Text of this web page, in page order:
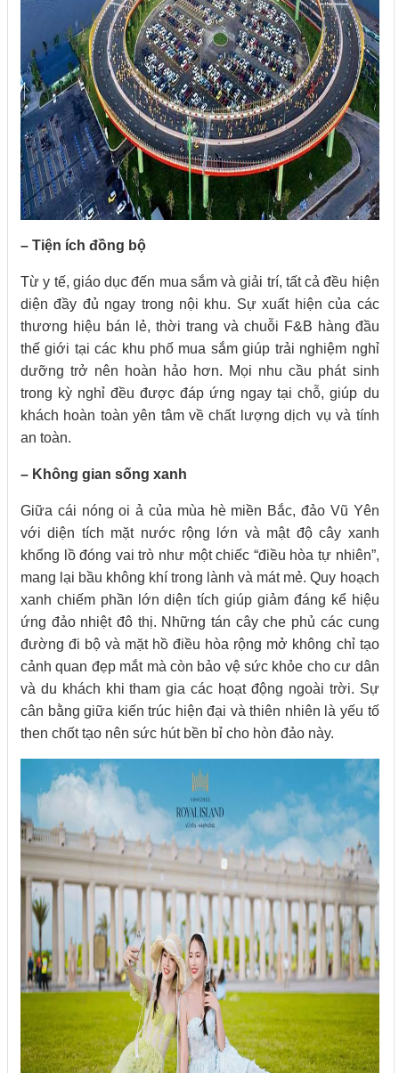
– Tiện ích đồng bộ
Từ y tế, giáo dục đến mua sắm và giải trí, tất cả đều hiện
diện đầy đủ ngay trong nội khu. Sự xuất hiện của các
thương hiệu bán lẻ, thời trang và chuỗi F&B hàng đầu
thế giới tại các khu phố mua sắm giúp trải nghiệm nghỉ
dưỡng trở nên hoàn hảo hơn. Mọi nhu cầu phát sinh
trong kỳ nghỉ đều được đáp ứng ngay tại chỗ, giúp du
khách hoàn toàn yên tâm về chất lượng dịch vụ và tính
an toàn.
– Không gian sống xanh
Giữa cái nóng oi ả của mùa hè miền Bắc, đảo Vũ Yên
với diện tích mặt nước rộng lớn và mật độ cây xanh
khổng lồ đóng vai trò như một chiếc “điều hòa tự nhiên”,
mang lại bầu không khí trong lành và mát mẻ. Quy hoạch
xanh chiếm phần lớn diện tích giúp giảm đáng kể hiệu
ứng đảo nhiệt đô thị. Những tán cây che phủ các cung
đường đi bộ và mặt hồ điều hòa rộng mở không chỉ tạo
cảnh quan đẹp mắt mà còn bảo vệ sức khỏe cho cư dân
và du khách khi tham gia các hoạt động ngoài trời. Sự
cân bằng giữa kiến trúc hiện đại và thiên nhiên là yếu tố
then chốt tạo nên sức hút bền bỉ cho hòn đảo này.